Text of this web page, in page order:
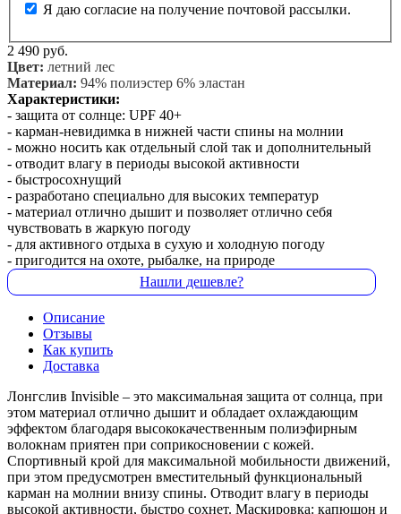
Я даю согласие на получение почтовой рассылки.
2 490 руб.
Цвет: летний лес
Материал: 94% полиэстер 6% эластан
Характеристики:
- защита от солнце: UPF 40+
- карман-невидимка в нижней части спины на молнии
- можно носить как отдельный слой так и дополнительный
- отводит влагу в периоды высокой активности
- быстросохнущий
- разработано специально для высоких температур
- материал отлично дышит и позволяет отлично себя
чувствовать в жаркую погоду
- для активного отдыха в сухую и холодную погоду
- пригодится на охоте, рыбалке, на природе
Нашли дешевле?
Описание
Отзывы
Как купить
Доставка
Лонгслив Invisible – это максимальная защита от солнца, при
этом материал отлично дышит и обладает охлаждающим
эффектом благодаря высококачественным полиэфирным
волокнам приятен при соприкосновении с кожей.
Спортивный крой для максимальной мобильности движений,
при этом предусмотрен вместительный функциональный
карман на молнии внизу спины. Отводит влагу в периоды
высокой активности, быстро сохнет. Маскировка: капюшон и